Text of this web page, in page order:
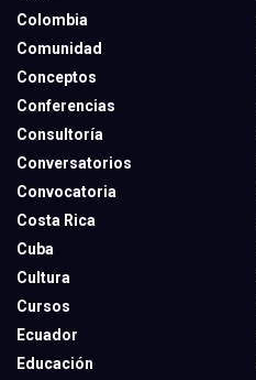
Colombia
Comunidad
Conceptos
Conferencias
Consultoría
Conversatorios
Convocatoria
Costa Rica
Cuba
Cultura
Cursos
Ecuador
Educación